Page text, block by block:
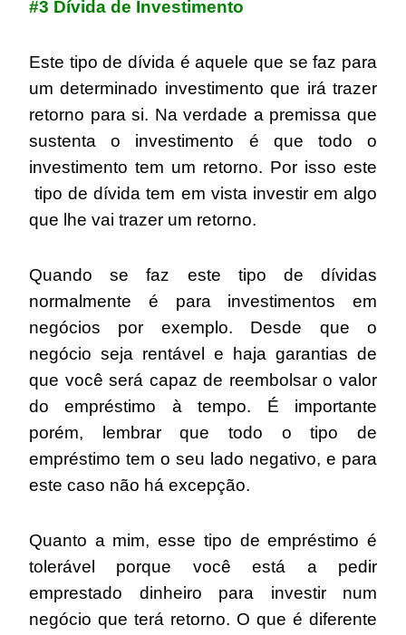
#3 Dívida de Investimento
Este tipo de dívida é aquele que se faz para
um determinado investimento que irá trazer
retorno para si. Na verdade a premissa que
sustenta o investimento é que todo o
investimento tem um retorno. Por isso este
tipo de dívida tem em vista investir em algo
que lhe vai trazer um retorno.
Quando se faz este tipo de dívidas
normalmente é para investimentos em
negócios por exemplo. Desde que o
negócio seja rentável e haja garantias de
que você será capaz de reembolsar o valor
do empréstimo à tempo. É importante
porém, lembrar que todo o tipo de
empréstimo tem o seu lado negativo, e para
este caso não há excepção.
Quanto a mim, esse tipo de empréstimo é
tolerável porque você está a pedir
emprestado dinheiro para investir num
negócio que terá retorno. O que é diferente